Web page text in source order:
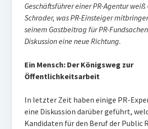
PR-Studien
Gesellschaft & Medien
Infografik-Themengarten
17 Ziele
Klimaneutrales Tanken
Geschäftsführer einer PR-Agentur
Schrader, was PR-Einsteiger
seinem Gastbeitrag für PR-
Diskussion eine neue Richtung.
Ein Mensch: Der Königsweg zur
Öffentlichkeitsarbeit
In letzter Zeit haben einige PR-
eine Diskussion darüber geführt,
Kandidaten für den Beruf der Public